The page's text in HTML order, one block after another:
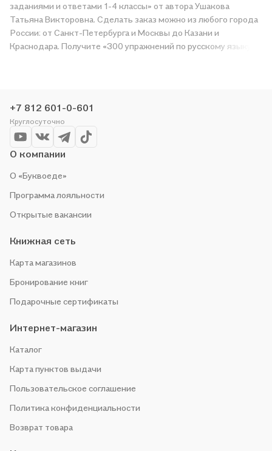
заданиями и ответами 1-4 классы» от автора Ушакова
Татьяна Викторовна. Сделать заказ можно из любого города
России: от Санкт-Петербурга и Москвы до Казани и
Краснодара. Получите «300 упражнений по русскому языку
цене. Например, организуем конкурсы и проводим акции.
Оставайтесь с нами, чтобы не упустить выгоду!
+7 812 601-0-601
Круглосуточно
О компании
О «Буквоеде»
Программа лояльности
Открытые вакансии
Книжная сеть
Карта магазинов
Бронирование книг
Подарочные сертификаты
Интернет-магазин
Каталог
Карта пунктов выдачи
Пользовательское соглашение
Политика конфиденциальности
Возврат товара